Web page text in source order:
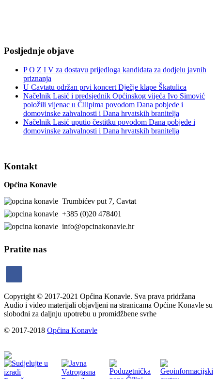
Posljednje objave
P O Z I V za dostavu prijedloga kandidata za dodjelu javnih
priznanja
U Cavtatu održan prvi koncert Dječje klape Škatulica
Načelnik Lasić i predsjednik Općinskog vijeća Ivo Simović
položili vijenac u Čilipima povodom Dana pobjede i
domovinske zahvalnosti i Dana hrvatskih branitelja
Načelnik Lasić uputio čestitku povodom Dana pobjede i
domovinske zahvalnosti i Dana hrvatskih branitelja
Kontakt
Općina Konavle
Trumbićev put 7, Cavtat
+385 (0)20 478401
info@opcinakonavle.hr
Pratite nas
facebook
Copyright © 2017-2021 Općina Konavle. Sva prava pridržana
Audio i video materijali objavljeni na stranicama Općine Konavle su
slobodni za daljnju upotrebu u promidžbene svrhe
© 2017-2018 Općina Konavle